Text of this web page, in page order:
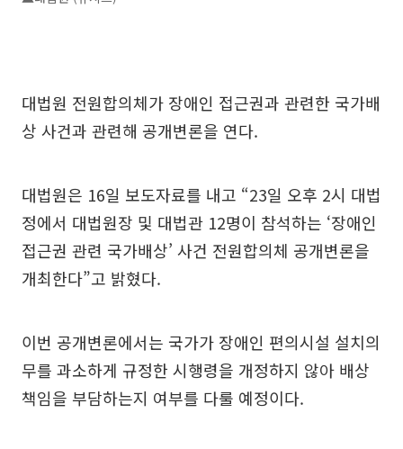
대법원 전원합의체가 장애인 접근권과 관련한 국가배
상 사건과 관련해 공개변론을 연다.
대법원은 16일 보도자료를 내고 “23일 오후 2시 대법
정에서 대법원장 및 대법관 12명이 참석하는 ‘장애인
접근권 관련 국가배상’ 사건 전원합의체 공개변론을
개최한다”고 밝혔다.
이번 공개변론에서는 국가가 장애인 편의시설 설치의
무를 과소하게 규정한 시행령을 개정하지 않아 배상
책임을 부담하는지 여부를 다룰 예정이다.